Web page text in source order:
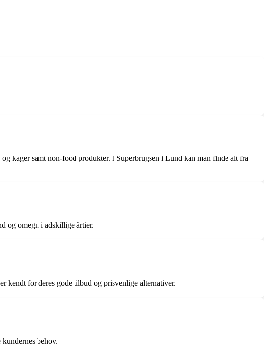
kager samt non-food produkter. I Superbrugsen i Lund kan man finde alt fra
og omegn i adskillige årtier.
kendt for deres gode tilbud og prisvenlige alternativer.
behov.